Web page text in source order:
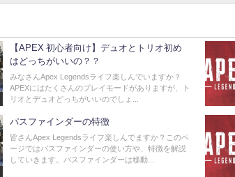
【APEX 初心者向け】デュオとトリオ初め
はどっちがいいの？？
みなさんApex Legendsライフ楽しんでいますか？
APEXにはたくさんのプレイモードがありますが、ト
リオとデュオどっちがいいのでしょ...
パスファインダーの特徴
皆さんApex Legendsライフ楽しんでますか？このペ
ージではパスファインダーの使い方や、特徴を解説
していきます。パスファインダーは移動...